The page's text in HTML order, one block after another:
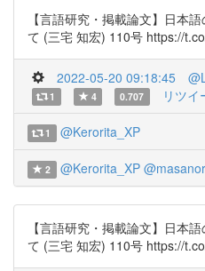
【言語研究・掲載論文】日本
て (三宅 知宏) 110号 https://
2022-05-20 09:18:45
1 4 0.707 リツ
1 @Kerorita_XP
2 @Kerorita_XP
【言語研究・掲載論文】日本
て (三宅 知宏) 110号 https://